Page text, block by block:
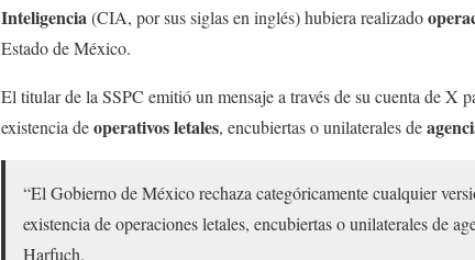
Inteligencia(CIA, por sus siglas en inglés) hubiera realizado
Estado de México.
El titular de la SSPC emitió un mensaje a través de su cuenta de X
existencia deoperativos letales, encubiertas o unilaterales de
“El Gobierno de México rechaza categóricamente cualquier
existencia de operaciones letales, encubiertas o unilaterales de
Harfuch.